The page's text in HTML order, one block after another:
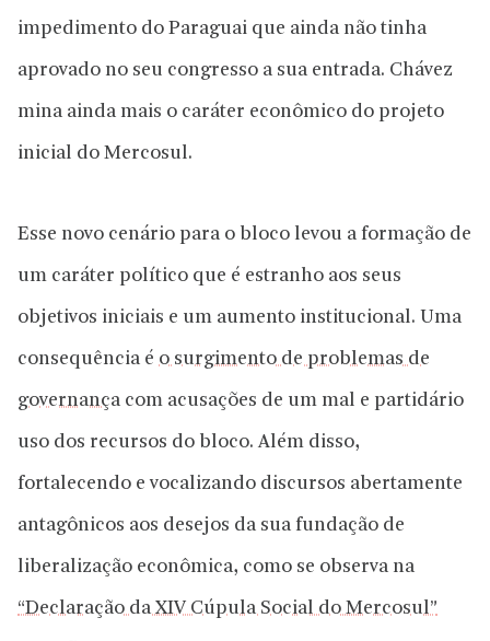
impedimento do Paraguai que ainda não tinha
aprovado no seu congresso a sua entrada. Chávez
mina ainda mais o caráter econômico do projeto
inicial do Mercosul.
Esse novo cenário para o bloco levou a formação de
um caráter político que é estranho aos seus
objetivos iniciais e um aumento institucional. Uma
consequência é o surgimento de problemas de
governança com acusações de um mal e partidário
uso dos recursos do bloco. Além disso,
fortalecendo e vocalizando discursos abertamente
antagônicos aos desejos da sua fundação de
liberalização econômica, como se observa na
“Declaração da XIV Cúpula Social do Mercosul”